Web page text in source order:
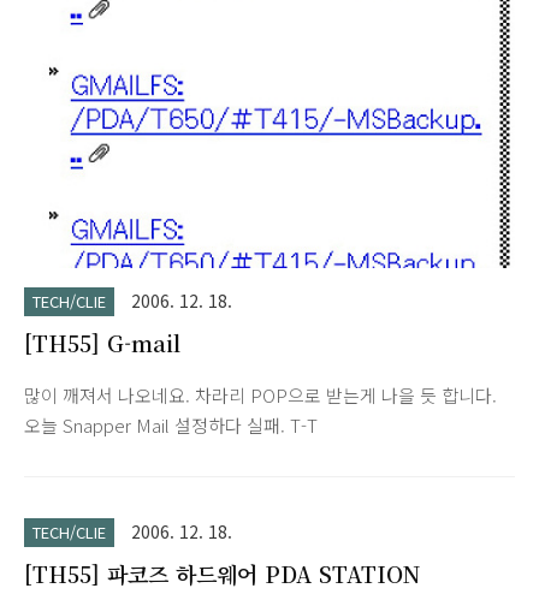
TECH/CLIE 2006. 12. 18.
[TH55] G-mail
많이 깨져서 나오네요. 차라리 POP으로 받는게 나을 듯 합니다.
오늘 Snapper Mail 설정하다 실패. T-T
TECH/CLIE 2006. 12. 18.
[TH55] 파코즈 하드웨어 PDA STATION